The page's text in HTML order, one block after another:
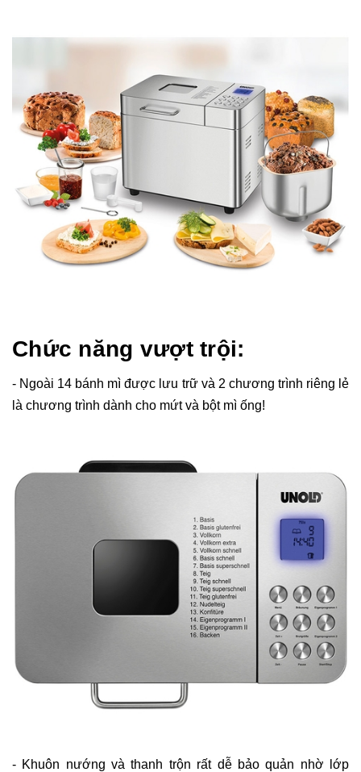
Chức năng vượt trội:
- Ngoài 14 bánh mì được lưu trữ và 2 chương trình riêng lẻ
là chương trình dành cho mứt và bột mì ống!
- Khuôn nướng và thanh trộn rất dễ bảo quản nhờ lớp